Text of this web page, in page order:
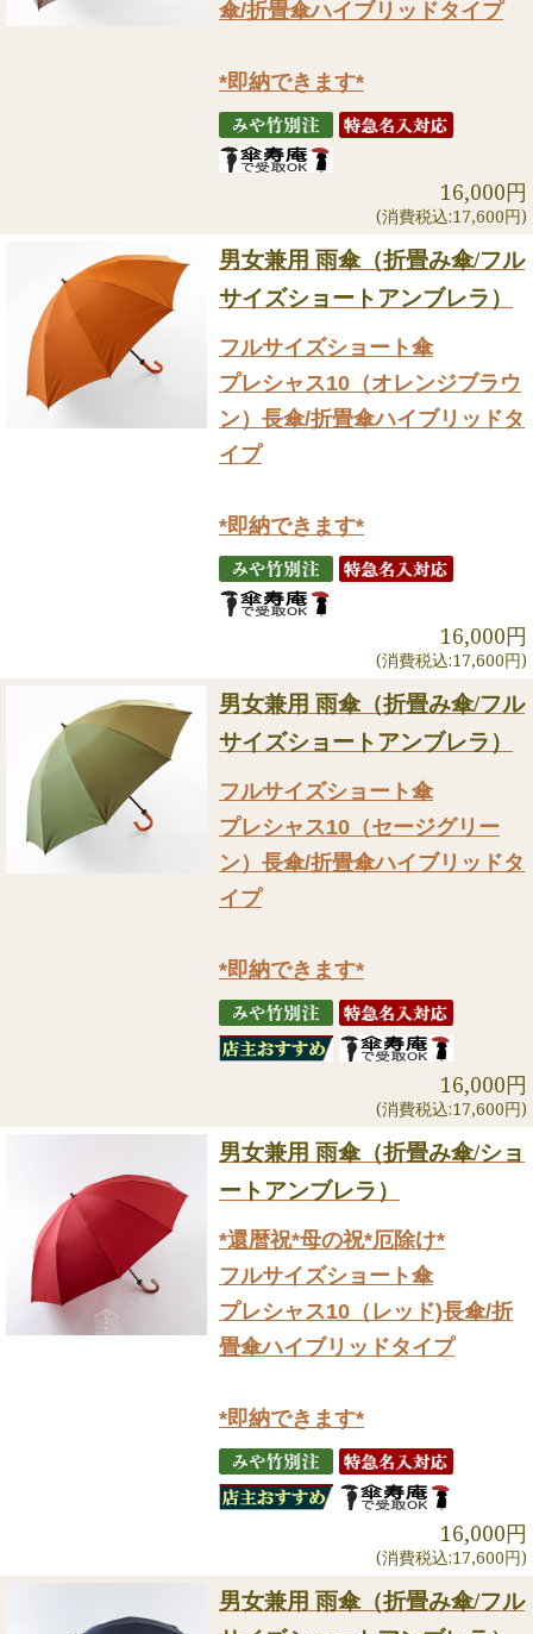
傘/折畳傘ハイブリッドタイプ
*即納できます*
16,000円
(消費税込:17,600円)
男女兼用 雨傘（折畳み傘/フル
サイズショートアンブレラ）
フルサイズショート傘
プレシャス10（オレンジブラウ
ン）長傘/折畳傘ハイブリッドタ
イプ
*即納できます*
16,000円
(消費税込:17,600円)
男女兼用 雨傘（折畳み傘/フル
サイズショートアンブレラ）
フルサイズショート傘
プレシャス10（セージグリー
ン）長傘/折畳傘ハイブリッドタ
イプ
*即納できます*
16,000円
(消費税込:17,600円)
男女兼用 雨傘（折畳み傘/ショ
ートアンブレラ）
*還暦祝*母の祝*厄除け*
フルサイズショート傘
プレシャス10（レッド)長傘/折
畳傘ハイブリッドタイプ
*即納できます*
16,000円
(消費税込:17,600円)
男女兼用 雨傘（折畳み傘/フル